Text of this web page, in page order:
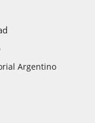
Argentino